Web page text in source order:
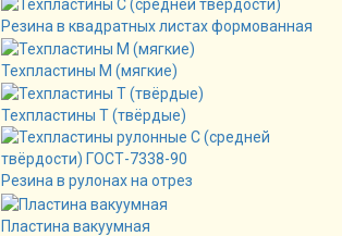
Резина в квадратных листах формованная
Техпластины М (мягкие)
Техпластины Т (твёрдые)
Резина в рулонах на отрез
Пластина вакуумная